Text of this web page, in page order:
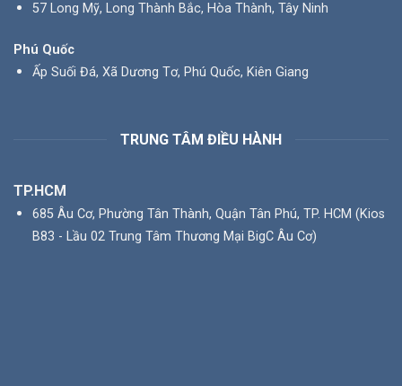
57 Long Mỹ, Long Thành Bắc, Hòa Thành, Tây Ninh
Phú Quốc
Ấp Suối Đá, Xã Dương Tơ, Phú Quốc, Kiên Giang
TRUNG TÂM ĐIỀU HÀNH
TP.HCM
685 Âu Cơ, Phường Tân Thành, Quận Tân Phú, TP. HCM (Kios
B83 - Lầu 02 Trung Tâm Thương Mại BigC Âu Cơ)